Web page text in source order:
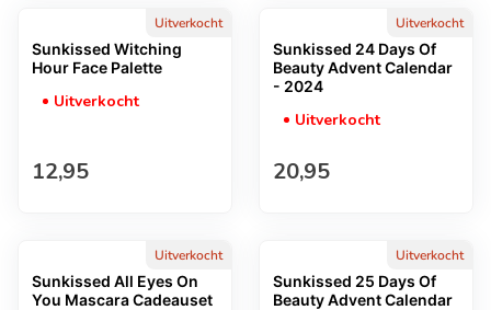
Uitverkocht
Sunkissed Witching
Hour Face Palette
Uitverkocht
Normale prijs
12,95
Uitverkocht
Sunkissed 24 Days Of
Beauty Advent Calendar
- 2024
Uitverkocht
Normale prijs
20,95
Uitverkocht
Sunkissed All Eyes On
You Mascara Cadeauset
Uitverkocht
Sunkissed 25 Days Of
Beauty Advent Calendar